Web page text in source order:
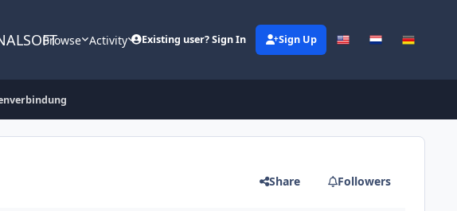
Browse Activity Existing user? Sign In Sign Up
Share Followers